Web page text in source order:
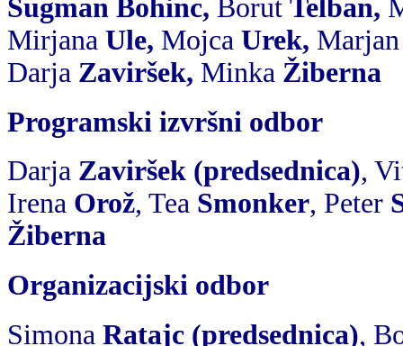
Šugman Bohinc, Borut Telban,
Mirjana Ule, Mojca Urek, Marjan
Darja Zaviršek, Minka Žiberna
Programski izvršni odbor
Darja Zaviršek (predsednica),
Irena Orož, Tea Smonker, Peter
Žiberna
Organizacijski odbor
Simona Ratajc (predsednica),